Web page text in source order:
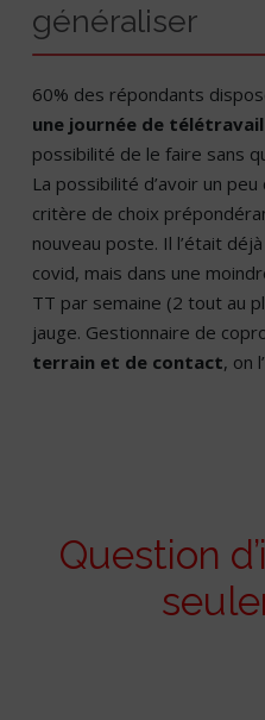
généraliser
60% des répondants
une journée de
possibilité de le faire sans
La possibilité d’avoir un
critère de choix
nouveau poste. Il l’était
covid, mais dans une
TT par semaine (2 tout au
jauge. Gestionnaire de
terrain et de contact, on
Question